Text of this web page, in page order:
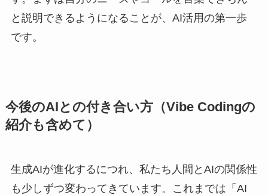
と説明できるようになることが、AI活用の第一歩
です。
今後のAIとの付き合い方（Vibe Codingの
紹介も含めて）
生成AIが進化するにつれ、私たち人間とAIの関係性
も少しずつ変わってきています。これまでは「AI